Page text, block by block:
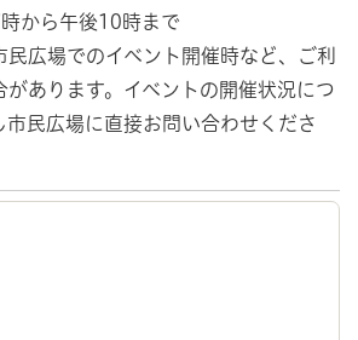
から午後10時まで
民広場でのイベント開催時など、ご利
があります。イベントの開催状況につ
市民広場に直接お問い合わせくださ